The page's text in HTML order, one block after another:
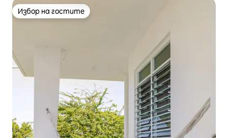
Избор на гостите
Избор на гостите